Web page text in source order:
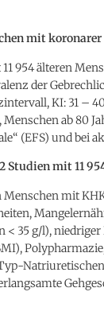
mit
954 älteren
der
KI: 31 –
ab 80
(EFS) und bei
Studien mit 11
mit
< 35 g/l),